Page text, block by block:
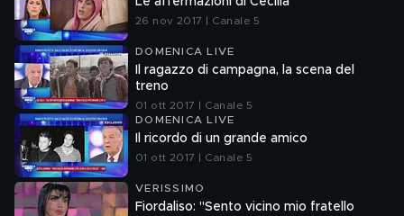
26 nov 2017 | Canale 5
DOMENICA LIVE
Il ragazzo di campagna, la scena del
treno
01 ott 2017 | Canale 5
DOMENICA LIVE
Il ricordo di un grande amico
01 ott 2017 | Canale 5
VERISSIMO
Fiordaliso: "Sento vicino mio fratello